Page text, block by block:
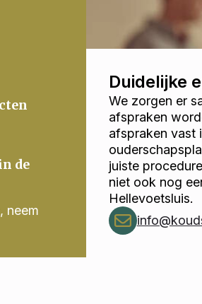
de
neem
Duidelijke
We zorgen er
afspraken
afspraken vast
juiste
niet ook nog
Hellevoetsluis.